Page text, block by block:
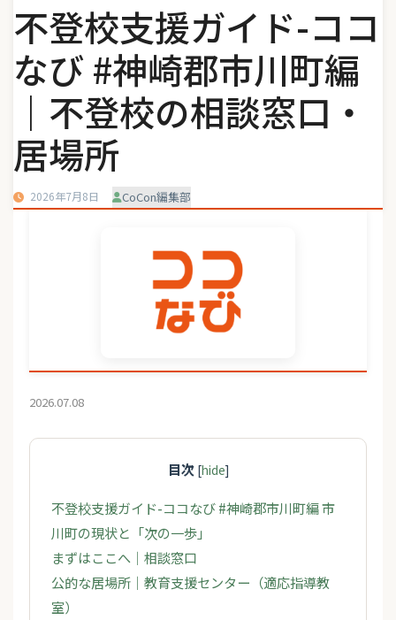
不登校支援ガイド-ココ
なび #神崎郡市川町編
｜不登校の相談窓口・
居場所
2026年7月8日 CoCon編集部
2026.07.08
目次 [hide]
不登校支援ガイド-ココなび #神崎郡市川町編 市
川町の現状と「次の一歩」
まずはここへ｜相談窓口
公的な居場所｜教育支援センター（適応指導教
室）